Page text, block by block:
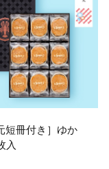
短冊付き］ゆか
入